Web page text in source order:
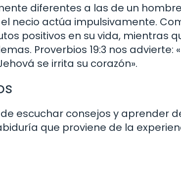
diferentes a las de un hombre
necio actúa impulsivamente.
positivos en su vida, mientras
Proverbios 19:3 nos advierte:
se irrita su corazón».
escuchar consejos y aprender
que proviene de la